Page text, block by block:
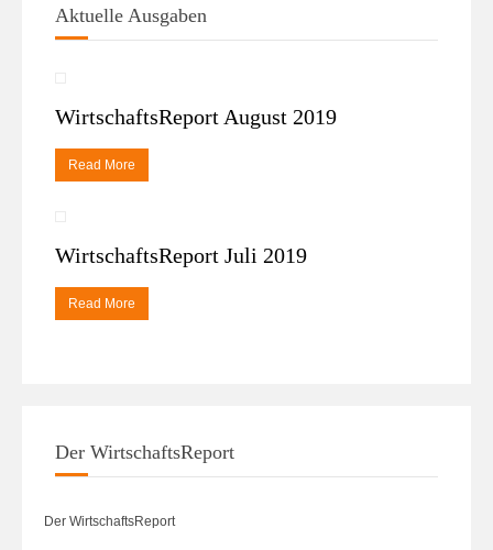
Aktuelle Ausgaben
WirtschaftsReport August 2019
Read More
WirtschaftsReport Juli 2019
Read More
Der WirtschaftsReport
Der WirtschaftsReport